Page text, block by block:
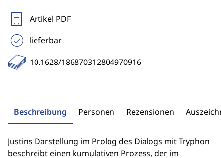
Artikel PDF
lieferbar
10.1628/186870312804970916
Beschreibung Personen Rezensionen
Justins Darstellung im Prolog des Dialogs mit Tryphon
beschreibt einen kumulativen Prozess, der im